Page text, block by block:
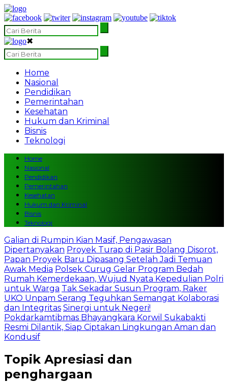
✖
Home
Nasional
Pendidikan
Pemerintahan
Kesehatan
Hukum dan Kriminal
Bisnis
Teknologi
Home
Nasional
Pendidikan
Pemerintahan
Kesehatan
Hukum dan Kriminal
Bisnis
Teknologi
Galian di Rumpin Kian Masif, Pengawasan
Dipertanyakan Proyek Turap di Pasir Bolang Disorot,
Papan Proyek Baru Dipasang Setelah Jadi Temuan
Awak Media Polsek Curug Gelar Program Bedah
Rumah Kemerdekaan, Wujud Nyata Kepedulian Polri
untuk Warga Tak Sekadar Susun Program, Raker
UKO Unpam Serang Teguhkan Semangat Kolaborasi
dan Integritas Sinergi untuk Negeri!
Pokdarkamtibmas Bhayangkara Korwil Sukabakti
Resmi Dilantik, Siap Ciptakan Lingkungan Aman dan
Kondusif
Topik Apresiasi dan
penghargaan